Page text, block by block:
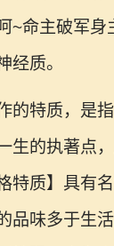
~命主破军身
经质。
的特质，是
生的执著点
特质】具有
品味多于生